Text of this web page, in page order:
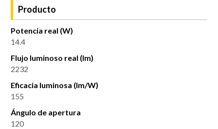
Producto
Potencia real (W)
14.4
Flujo luminoso real (lm)
2232
Eficacia luminosa (lm/W)
155
Ángulo de apertura
120